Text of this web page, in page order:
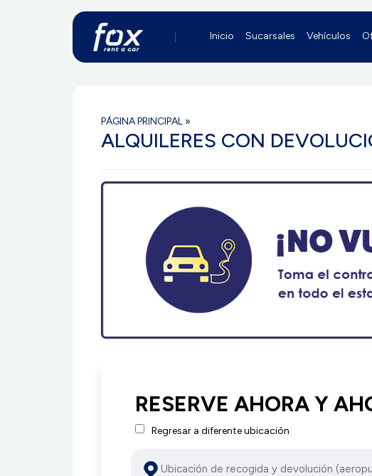
Inicio Sucarsales Vehículos
PÁGINA PRINCIPAL »
ALQUILERES CON
RESERVE AHORA Y
Regresar a diferente ubicación